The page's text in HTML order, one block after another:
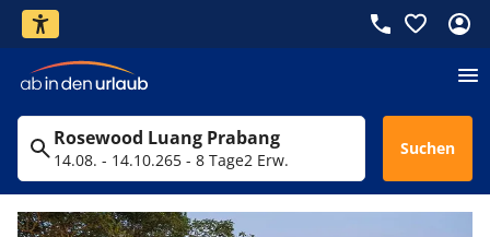
Rosewood Luang Prabang
14.08. - 14.10.265 - 8 Tage2 Erw.
Suchen